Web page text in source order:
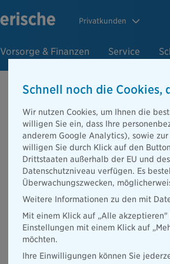
Privatkunden
Vorsorge & Finanzen Service
28.01.2021
Die
Das Geschäftsjahr 2020
stieg um rund 10 Prozent
gebuchten Beiträge um 23
Schnell noch die Cookies,
Wir nutzen Cookies, um Ihnen die
willigen Sie ein, dass Ihre
anderem Google Analytics), sowie
willigen Sie durch Klick auf den
Drittstaaten außerhalb der EU und
Datenschutzniveau verfügen. Es
Überwachungszwecken,
Weitere Informationen zu den mit
Mit einem Klick auf „Alle
Einstellungen mit einem Klick auf
möchten.
Ihre Einwilligungen können Sie